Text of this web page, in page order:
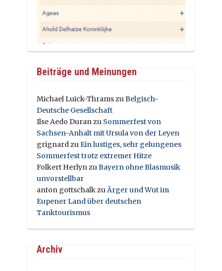
Beiträge und Meinungen
Michael Luick-ThramszuBelgisch-
Deutsche Gesellschaft
Ilse Aedo Duranzu Sommerfest von
Sachsen-Anhalt mit Ursula von der Leyen
grignardzuEin lustiges, sehr gelungenes
Sommerfest trotz extremer Hitze
Folkert HerlynzuBayern ohne Blasmusik
unvorstellbar
anton gottschalkzuÄrger und Wut im
Eupener Land über deutschen
Tanktourismus
Archiv